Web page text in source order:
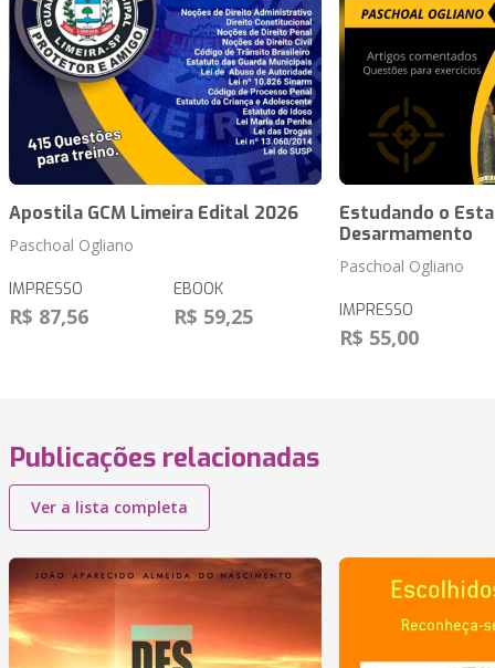
Apostila GCM Limeira Edital 2026
Paschoal Ogliano
IMPRESSO
R$ 87,56
EBOOK
R$ 59,25
Estudando o
Desarmamento
Paschoal Ogliano
IMPRESSO
R$ 55,00
Publicações relacionadas
Ver a lista completa